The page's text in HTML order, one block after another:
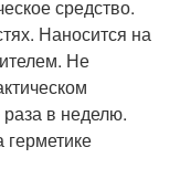
средство.
Наносится на
Не
раза в неделю.